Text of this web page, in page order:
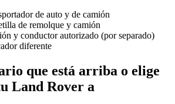
de auto y de camión
de remolque y camión
y conductor autorizado (por separado)
diferente
que está arriba o elige
Land Rover a